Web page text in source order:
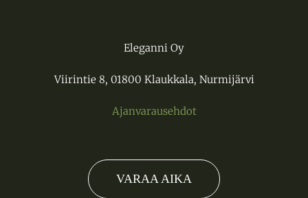
Eleganni Oy
Viirintie 8, 01800 Klaukkala, Nurmijärvi
Ajanvarausehdot
VARAA AIKA